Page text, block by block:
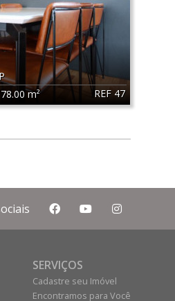
REF 47
78.00 m²
SERVIÇOS
Cadastre seu Imóvel
Encontramos para Você